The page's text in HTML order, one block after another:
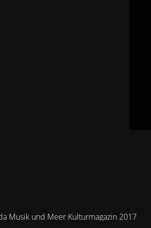
Musik und Meer Kulturmagazin 2017